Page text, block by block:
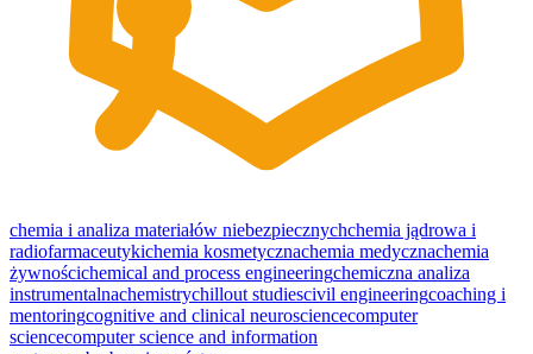
chemia i analiza materiałów niebezpiecznychchemia jądrowa i
radiofarmaceutykichemia kosmetycznachemia medycznachemia
żywnościchemical and process engineeringchemiczna analiza
instrumentalnachemistrychillout studiescivil engineeringcoaching i
mentoringcognitive and clinical neurosciencecomputer
sciencecomputer science and information